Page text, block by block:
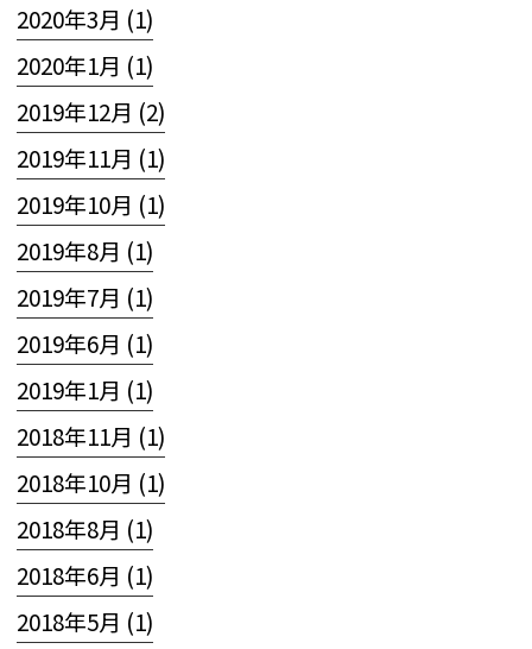
2020年3月 (1)
2020年1月 (1)
2019年12月 (2)
2019年11月 (1)
2019年10月 (1)
2019年8月 (1)
2019年7月 (1)
2019年6月 (1)
2019年1月 (1)
2018年11月 (1)
2018年10月 (1)
2018年8月 (1)
2018年6月 (1)
2018年5月 (1)